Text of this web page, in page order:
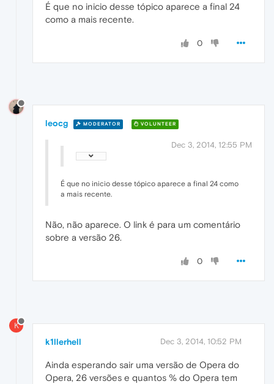
É que no inicio desse tópico aparece a final 24
como a mais recente.
0
leocg MODERATOR VOLUNTEER
Dec 3, 2014, 12:55 PM
É que no inicio desse tópico aparece a final 24 como
a mais recente.
Não, não aparece. O link é para um comentário
sobre a versão 26.
0
K
k1llerhell Dec 3, 2014, 10:52 PM
Ainda esperando sair uma versão de Opera do
Opera, 26 versões e quantos % do Opera tem